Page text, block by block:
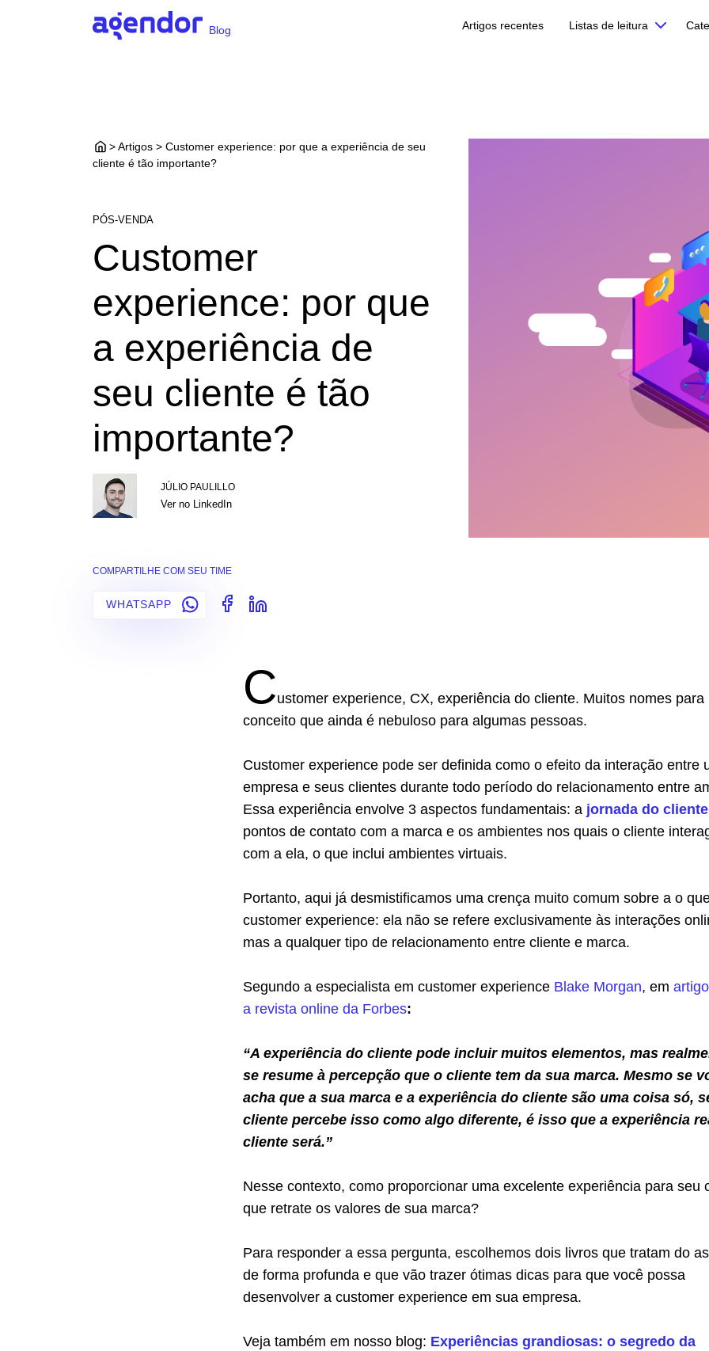
Blog Artigos recentes Listas de leitura
> Artigos > Customer experience: por que a experiência de seu
cliente é tão importante?
PÓS-VENDA
Customer
experience: por que
a experiência de
seu cliente é tão
importante?
JÚLIO PAULILLO
Ver no LinkedIn
COMPARTILHE COM SEU TIME
WHATSAPP
Customer experience, CX, experiência do cliente. Muitos nomes para
conceito que ainda é nebuloso para algumas pessoas.
Customer experience pode ser definida como o efeito da interação entre
empresa e seus clientes durante todo período do relacionamento entre
Essa experiência envolve 3 aspectos fundamentais: a jornada do cliente
pontos de contato com a marca e os ambientes nos quais o cliente
com a ela, o que inclui ambientes virtuais.
Portanto, aqui já desmistificamos uma crença muito comum sobre a o
customer experience: ela não se refere exclusivamente às interações
mas a qualquer tipo de relacionamento entre cliente e marca.
Segundo a especialista em customer experience Blake Morgan, em
a revista online da Forbes:
“A experiência do cliente pode incluir muitos elementos, mas realmente
se resume à percepção que o cliente tem da sua marca. Mesmo se
acha que a sua marca e a experiência do cliente são uma coisa só,
cliente percebe isso como algo diferente, é isso que a experiência
cliente será.”
Nesse contexto, como proporcionar uma excelente experiência para seu
que retrate os valores de sua marca?
Para responder a essa pergunta, escolhemos dois livros que tratam do
de forma profunda e que vão trazer ótimas dicas para que você possa
desenvolver a customer experience em sua empresa.
Veja também em nosso blog: Experiências grandiosas: o segredo da